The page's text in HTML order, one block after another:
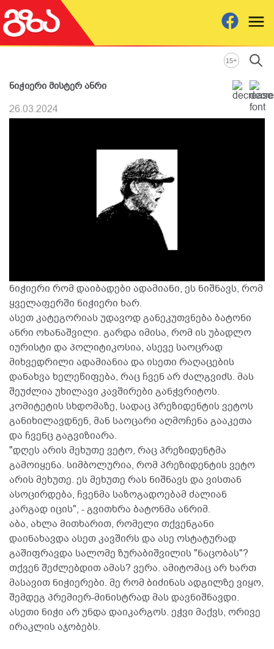
15+
ნიჭიერი მისტერ ანრი
26.03.2024
ნიჭიერი რომ დაიბადები ადამიანი, ეს ნიშნავს, რომ
ყველაფერში ნიჭიერი ხარ.
ასეთ კატეგორიას უდავოდ განეკუთვნება ბატონი
ანრი ოხანაშვილი. გარდა იმისა, რომ ის უბადლო
იურისტი და პოლიტიკოსია, ასევე საოცრად
მიხვედრილი ადამიანია და ისეთი რაღაცების
დანახვა ხელეწიფება, რაც ჩვენ არ ძალგვიძს. მას
შეუძლია უხილავი კავშირები განჭვრიტოს.
კომიტეტის სხდომაზე, სადაც პრეზიდენტის ვეტოს
განიხილავდნენ, მან საოცარი აღმოჩენა გააკეთა
და ჩვენც გაგვიზიარა.
"დღეს არის მეხუთე ვეტო, რაც პრეზიდენტმა
გამოიყენა. სიმბოლურია, რომ პრეზიდენტის ვეტო
არის მეხუთე. ეს მეხუთე რას ნიშნავს და ვისთან
ასოცირდება, ჩვენმა საზოგადოებამ ძალიან
კარგად იცის", - გვითხრა ბატონმა ანრიმ.
აბა, ახლა მითხარით, რომელი თქვენგანი
დაინახავდა ასეთ კავშირს და ასე ოსტატურად
გაშიფრავდა სალომე ზურაბიშვილის "ნაცობას"?
თქვენ შეძლებდით ამას? ვერა. ამიტომაც არ ხართ
მასავით ნიჭიერები. მე რომ ბიძინას ადგილზე ვიყო,
შემდეგ პრემიერ-მინისტრად მას დავნიშნავდი.
ასეთი ნიჭი არ უნდა დაიკარგოს. ეჭვი მაქვს, ორივე
ირაკლის აჯობებს.